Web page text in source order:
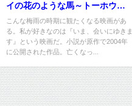
イの花のような馬～トーホウシ
ャイン
こんな梅雨の時期に観たくなる映画があ
る。私が好きなのは『いま、会いにゆきま
す』という映画だ。小説が原作で2004年
に公開された作品。亡くなっ...